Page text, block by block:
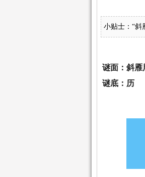
小贴士：“斜
谜面：斜雁
谜底：历